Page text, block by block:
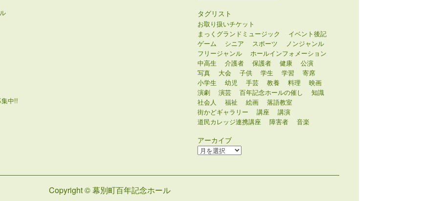
中!!
タグリスト
お取り扱いチケット
まっくグランドミュージック
イベント後記
ゲーム
シニア スポーツ
ノンジャンル
フリージャンル
ホールインフォメーション
中高生
介護者 保護者 健康
公演
写真
大会 子供 学生 学習
寄席
小学生
幼児 手芸 教養 料理
映画
演劇
演芸 百年記念ホールの催し
知識
社会人
福祉 絵画
落語教室
街かどギャラリー
講座
講演
道民カレッジ連携講座
障害者 音楽
アーカイブ
ア
Copyright © 幕別町百年記念ホール